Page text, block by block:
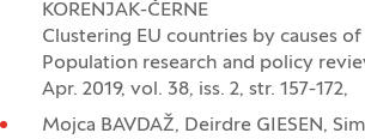
KORENJAK-ČERNE
Clustering EU countries by causes
Population research and policy
Apr. 2019, vol. 38, iss. 2, str. 157-172,
Mojca BAVDAŽ, Deirdre GIESEN,